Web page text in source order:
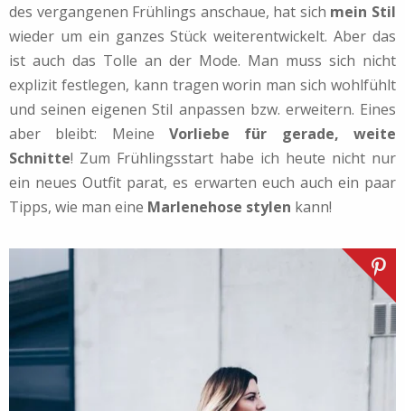
des vergangenen Frühlings anschaue, hat sich mein Stil
wieder um ein ganzes Stück weiterentwickelt. Aber das
ist auch das Tolle an der Mode. Man muss sich nicht
explizit festlegen, kann tragen worin man sich wohlfühlt
und seinen eigenen Stil anpassen bzw. erweitern. Eines
aber bleibt: Meine Vorliebe für gerade, weite
Schnitte! Zum Frühlingsstart habe ich heute nicht nur
ein neues Outfit parat, es erwarten euch auch ein paar
Tipps, wie man eine Marlenehose stylen kann!